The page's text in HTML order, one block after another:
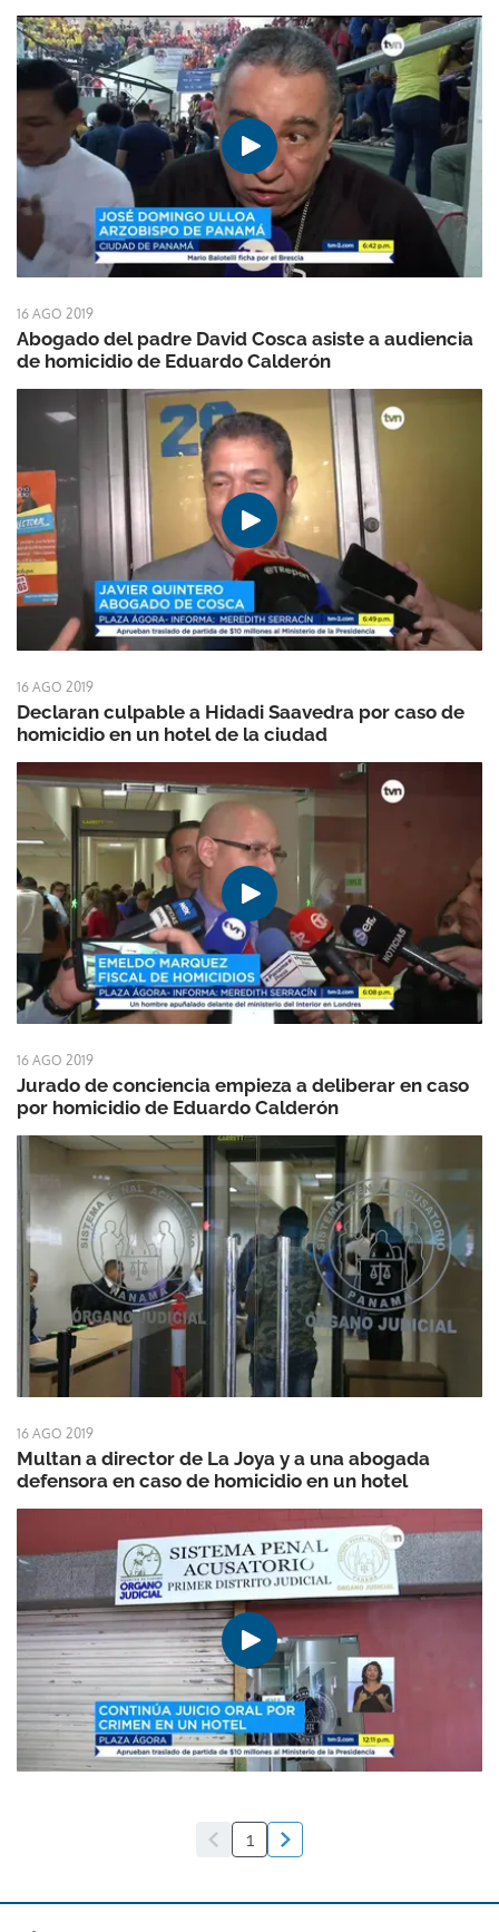
16 AGO 2019
Abogado del padre David Cosca asiste a audiencia
de homicidio de Eduardo Calderón
16 AGO 2019
Declaran culpable a Hidadi Saavedra por caso de
homicidio en un hotel de la ciudad
16 AGO 2019
Jurado de conciencia empieza a deliberar en caso
por homicidio de Eduardo Calderón
16 AGO 2019
Multan a director de La Joya y a una abogada
defensora en caso de homicidio en un hotel
1